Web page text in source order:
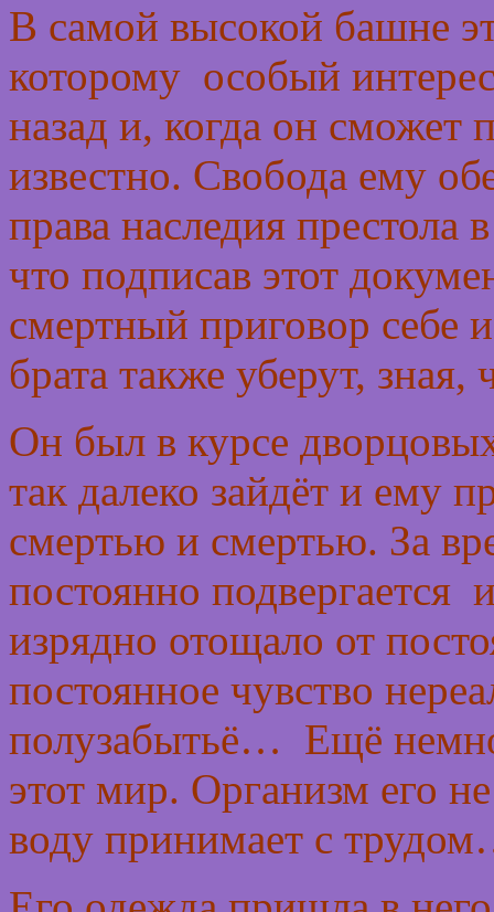
В самой высокой башне
которому особый
назад и, когда он сможет
известно. Свобода ему
права наследия престола
что подписав этот
смертный приговор себе
брата также уберут,
Он был в курсе
так далеко зайдёт и ему
смертью и смертью. За
постоянно подвергается
изрядно отощало от
постоянное чувство
полузабытьё… Ещё
этот мир. Организм его
воду принимает с